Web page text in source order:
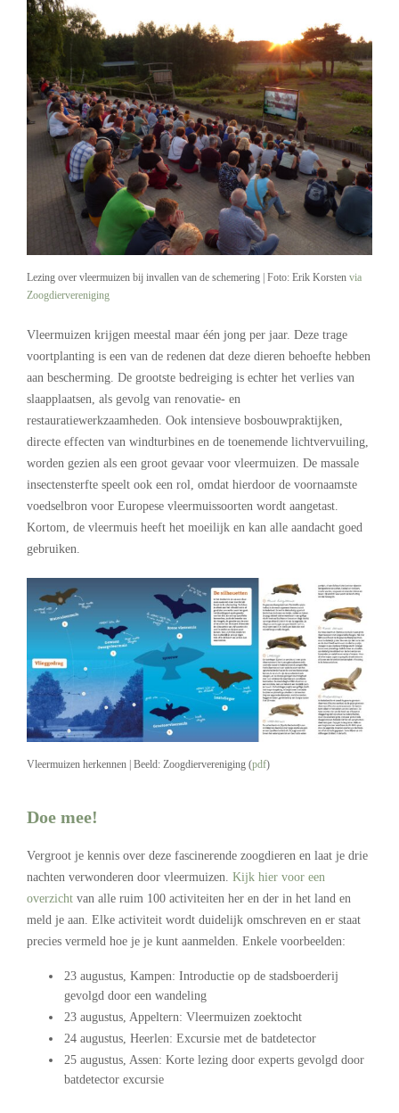
Lezing over vleermuizen bij invallen van de schemering | Foto: Erik Korsten via
Zoogdiervereniging
Vleermuizen krijgen meestal maar één jong per jaar. Deze trage
voortplanting is een van de redenen dat deze dieren behoefte hebben
aan bescherming. De grootste bedreiging is echter het verlies van
slaapplaatsen, als gevolg van renovatie- en
restauratiewerkzaamheden. Ook intensieve bosbouwpraktijken,
directe effecten van windturbines en de toenemende lichtvervuiling,
worden gezien als een groot gevaar voor vleermuizen. De massale
insectensterfte speelt ook een rol, omdat hierdoor de voornaamste
voedselbron voor Europese vleermuissoorten wordt aangetast.
Kortom, de vleermuis heeft het moeilijk en kan alle aandacht goed
gebruiken.
Vleermuizen herkennen | Beeld: Zoogdiervereniging (pdf)
Doe mee!
Vergroot je kennis over deze fascinerende zoogdieren en laat je drie
nachten verwonderen door vleermuizen. Kijk hier voor een
overzicht van alle ruim 100 activiteiten her en der in het land en
meld je aan. Elke activiteit wordt duidelijk omschreven en er staat
precies vermeld hoe je je kunt aanmelden. Enkele voorbeelden:
23 augustus, Kampen: Introductie op de stadsboerderij
gevolgd door een wandeling
23 augustus, Appeltern: Vleermuizen zoektocht
24 augustus, Heerlen: Excursie met de batdetector
25 augustus, Assen: Korte lezing door experts gevolgd door
batdetector excursie